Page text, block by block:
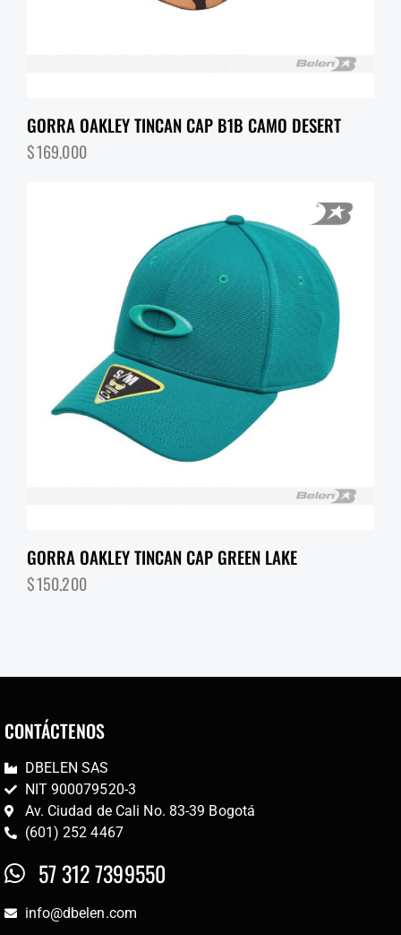
GORRA OAKLEY TINCAN CAP B1B CAMO DESERT
$169,000
GORRA OAKLEY TINCAN CAP GREEN LAKE
$150,200
CONTÁCTENOS
DBELEN SAS
NIT 900079520-3
Av. Ciudad de Cali No. 83-39 Bogotá
(601) 252 4467
57 312 7399550
info@dbelen.com